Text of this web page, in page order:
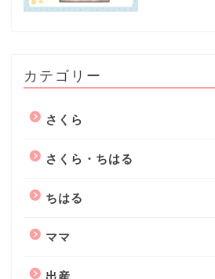
カテゴリー
さくら
さくら・ちはる
ちはる
ママ